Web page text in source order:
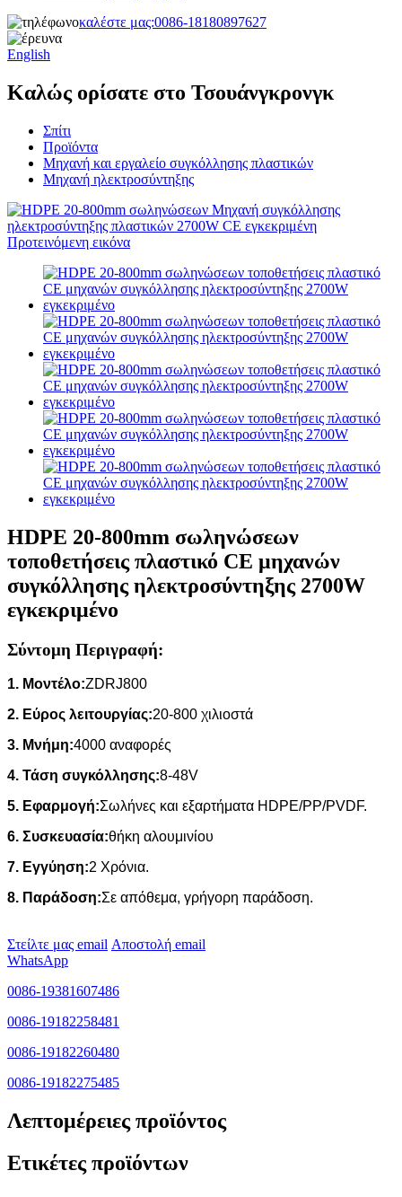
καλέστε μας:0086-18180897627
English
Καλώς ορίσατε στο Τσουάνγκρονγκ
Σπίτι
Προϊόντα
Μηχανή και εργαλείο συγκόλλησης πλαστικών
Μηχανή ηλεκτροσύντηξης
HDPE 20-800mm σωληνώσεων
τοποθετήσεις πλαστικό CE μηχανών
συγκόλλησης ηλεκτροσύντηξης 2700W
εγκεκριμένο
Σύντομη Περιγραφή:
1. Μοντέλο:ZDRJ800
2. Εύρος λειτουργίας:20-800 χιλιοστά
3. Μνήμη:4000 αναφορές
4. Τάση συγκόλλησης:8-48V
5. Εφαρμογή:Σωλήνες και εξαρτήματα HDPE/PP/PVDF.
6. Συσκευασία:θήκη αλουμινίου
7. Εγγύηση:2 Χρόνια.
8. Παράδοση:Σε απόθεμα, γρήγορη παράδοση.
Στείλτε μας email Αποστολή email
WhatsApp
0086-19381607486
0086-19182258481
0086-19182260480
0086-19182275485
Λεπτομέρειες προϊόντος
Ετικέτες προϊόντων